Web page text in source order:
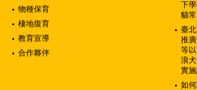
物種保育
棲地復育
教育宣導
合作夥伴
下
貓
臺
推
等
浪
實
如